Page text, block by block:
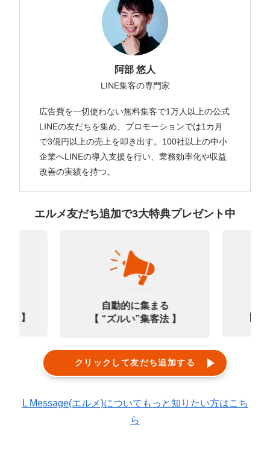
阿部 悠人
LINE集客の専門家
広告費を一切使わない無料集客で1万人以上の公式
LINEの友だちを集め、プロモーションでは1カ月
で3億円以上の売上を叩き出す。100社以上の中小
企業へLINEの導入支援を行い、業務効率化や収益
改善の実績を持つ。
エルメ友だち追加で3大特典プレゼント中
選 】
自動的に集まる
【 “ズルい”集客法 】
クリックして友だち追加する
L Message(エルメ)についてもっと知りたい方はこち
ら